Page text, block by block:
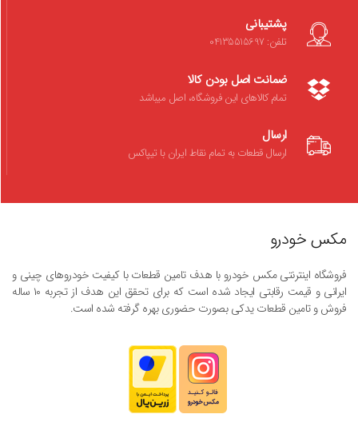
پشتیبانی
تلفن: 04135515697
ضمانت اصل بودن کالا
تمام کالاهای این فروشگاه، اصل میباشد
ارسال
ارسال قطعات به تمام نقاط ایران با تیپاکس
مکس خودرو
فروشگاه اینترنتی مکس خودرو با هدف تامین قطعات با کیفیت خودروهای چینی و
ایرانی و قیمت رقابتی ایجاد شده است که برای تحقق این هدف از تجربه ۱۰ ساله
فروش و تامین قطعات یدکی بصورت حضوری بهره گرفته شده است.